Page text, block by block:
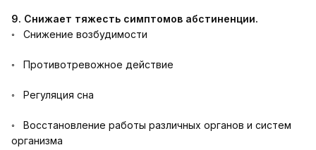
9. Снижает тяжесть симптомов абстиненции.
◦ Снижение возбудимости
◦ Противотревожное действие
◦ Регуляция сна
◦ Восстановление работы различных органов и систем
организма